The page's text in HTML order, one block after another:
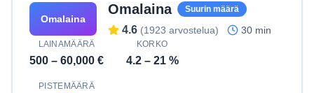
Omalaina
Omalaina Suurin määrä
4.6 (1923 arvostelua) 30 min
LAINAMÄÄRÄ
500 – 60,000 €
KORKO
4.2– 21%
PISTEMÄÄRÄ